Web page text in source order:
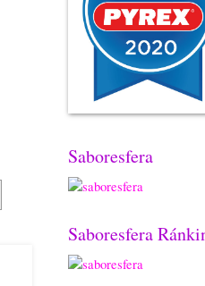
Saboresfera
Saboresfera